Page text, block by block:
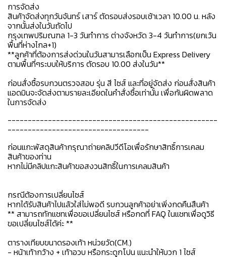
การจัดส่ง
สินค้าจัดส่งทุกวันจันทร์ เสาร์ ตัดรอบส่งรอบเช้าเวลา 10.00 น. หลัง
จากนั้นส่งในวันถัดไป
กรุงเทพปริมณฑล 1-3 วันทำการ ต่างจังหวัด 3-4 วันทำการ(ยกเว้น
พื้นที่ห่างไกล+1)
**ลูกค้าที่ต้องการส่งด่วนในวันสามารเลือกเป็น Express Delivery
ตามพื้นที่ๆระบบให้บริการ ตัดรอบ 10.00 ส่งในวัน**
ก่อนสั่งซื้อรบกวนตรวจสอบ รุ่น สี ไซส์ และที่อยู่จัดส่ง ก่อนสั่งสินค้า
แอดมินจะจัดส่งตามรายละเอียดในคำสั่งซื้อเท่านั้น เพื่อกันผิดพลาด
ในการจัดส่ง
----------------------------------------------------
-----------------------------------
ก่อนแกะพัสดุสินค้ากรุณาถ่ายคลิปวีดีโอเพื่อรักษาสิทธิ์การเคลม
สินค้าของท่าน
หากไม่มีคลิปแกะสินค้าขอสงวนสิทธิ์ในการเคลมสินค้า
กรณีต้องการเปลี่ยนไซส์
หากได้รับสินค้าไปแล้วใส่ไม่พอดี รบกวนลูกค้าอย่าเพิ่งกดคืนสืนค้า
** สามารถทักแชทเพื่อขอเปลี่ยนไซส์ หรือกดที่ FAQ ในแชทเพื่อดูวิธี
ขอเปลี่ยนไซส์ได้ค่ะ **
ตารางเทียบขนาดรองเท้า หน่วยวัด(CM.)
- หน้าเท้ากว้าง + เท้าอวบ หรือกระดูกโปน แนะนำให้บวก 1 ไซส์